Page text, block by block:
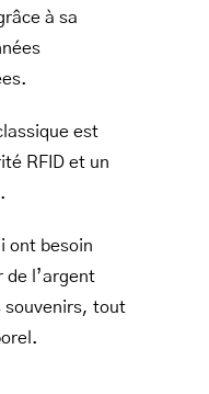
à sa
est
RFID et un
ont besoin
de l’argent
souvenirs, tout